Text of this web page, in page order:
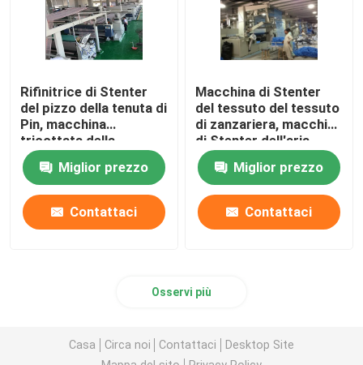
Rifinitrice di Stenter
del pizzo della tenuta di
Pin, macchina
tricottata della
regolazione di calore
del tessutoMiglior prezzo
Contattaci
Macchina di Stenter
del tessuto del tessuto
di zanzariera, macchina
di Stenter dell'aria
calda di tensione bassa
Miglior prezzo
Contattaci
Osservi più
Casa Circa noi Contattaci
Desktop Site